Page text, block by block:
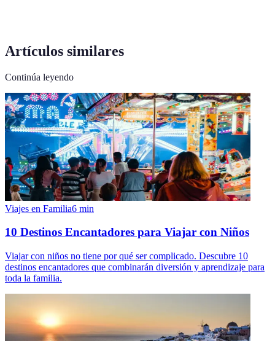
Artículos similares
Continúa leyendo
Viajes en Familia6 min
10 Destinos Encantadores para Viajar con Niños
Viajar con niños no tiene por qué ser complicado. Descubre 10
destinos encantadores que combinarán diversión y aprendizaje para
toda la familia.